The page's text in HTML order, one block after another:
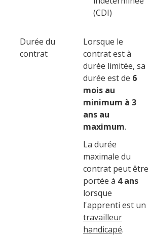
(CDI)
Durée du
contrat
Lorsque le
contrat est à
durée limitée, sa
durée est de 6
mois au
minimum à 3
ans au
maximum.
La durée
maximale du
contrat peut être
portée à 4 ans
lorsque
l'apprenti est un
travailleur
handicapé.